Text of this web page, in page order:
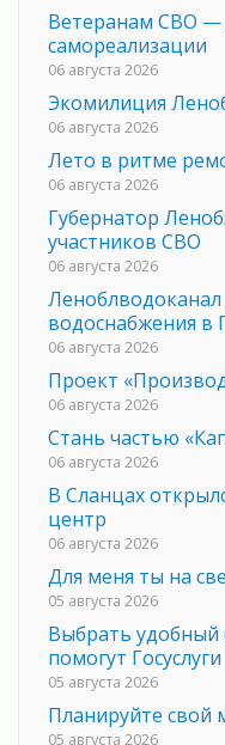
Ветеранам СВО —
самореализации
06 августа 2026
Экомилиция
06 августа 2026
Лето в ритме
06 августа 2026
Губернатор
участников СВО
06 августа 2026
водоснабжения в
06 августа 2026
Проект
06 августа 2026
Стань частью
06 августа 2026
В Сланцах
центр
06 августа 2026
Для меня ты на
05 августа 2026
Выбрать удобный
помогут Госуслуги
05 августа 2026
Планируйте свой
05 августа 2026